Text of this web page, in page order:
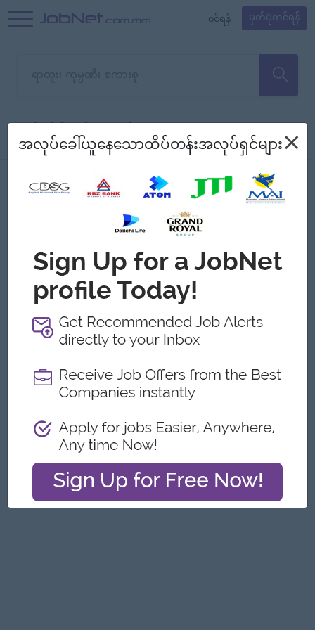
၀င်ရန် မှတ်ပုံတင်ရန်
သော အလုပ်မရှိသေးပါ။
စစ်ရန် စဉ်၍ကြည့်မည်
အလုပ်ခေါ်ယူနေသောထိပ်တန်းအလုပ်ရှင်များ×